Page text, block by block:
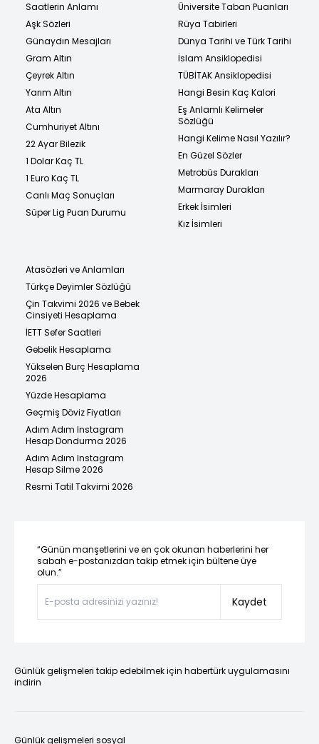
Saatlerin Anlamı
Aşk Sözleri
Günaydın Mesajları
Gram Altın
Çeyrek Altın
Yarım Altın
Ata Altın
Cumhuriyet Altını
22 Ayar Bilezik
1 Dolar Kaç TL
1 Euro Kaç TL
Canlı Maç Sonuçları
Süper Lig Puan Durumu
Üniversite Taban Puanları
Rüya Tabirleri
Dünya Tarihi ve Türk Tarihi
İslam Ansiklopedisi
TÜBİTAK Ansiklopedisi
Hangi Besin Kaç Kalori
Eş Anlamlı Kelimeler
Sözlüğü
Hangi Kelime Nasıl Yazılır?
En Güzel Sözler
Metrobüs Durakları
Marmaray Durakları
Erkek İsimleri
Kız İsimleri
Atasözleri ve Anlamları
Türkçe Deyimler Sözlüğü
Çin Takvimi 2026 ve Bebek
Cinsiyeti Hesaplama
İETT Sefer Saatleri
Gebelik Hesaplama
Yükselen Burç Hesaplama
2026
Yüzde Hesaplama
Geçmiş Döviz Fiyatları
Adım Adım Instagram
Hesap Dondurma 2026
Adım Adım Instagram
Hesap Silme 2026
Resmi Tatil Takvimi 2026
“Günün manşetlerini ve en çok okunan haberlerini her
sabah e-postanızdan takip etmek için bültene üye
olun.”
Kaydet
Günlük gelişmeleri takip edebilmek için habertürk uygulamasını
indirin
Günlük gelişmeleri sosyal